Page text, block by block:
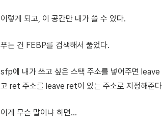
이렇게 되고, 이 공간만 내가 쓸 수 있다.
푸는 건 FEBP를 검색해서 풀었다.
sfp에 내가 쓰고 싶은 스택 주소를 넣어주면
고 ret 주소를 leave ret이 있는 주소로 지정해준
이게 무슨 말이냐 하면...